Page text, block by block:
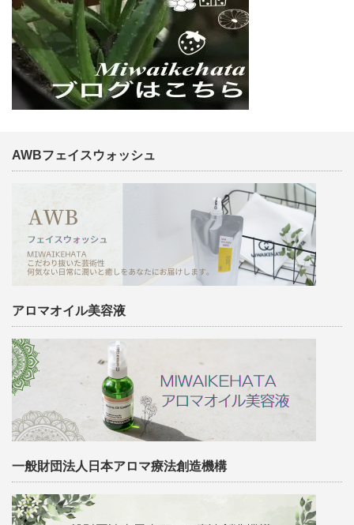
AWBフェイスウォッシュ
アロマオイル美容液
一般財団法人日本アロマ療法創造機構